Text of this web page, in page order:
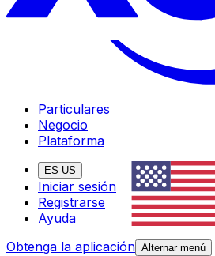
Particulares
Negocio
Plataforma
ES-US
Iniciar sesión
Registrarse
Ayuda
Obtenga la aplicación Alternar menú